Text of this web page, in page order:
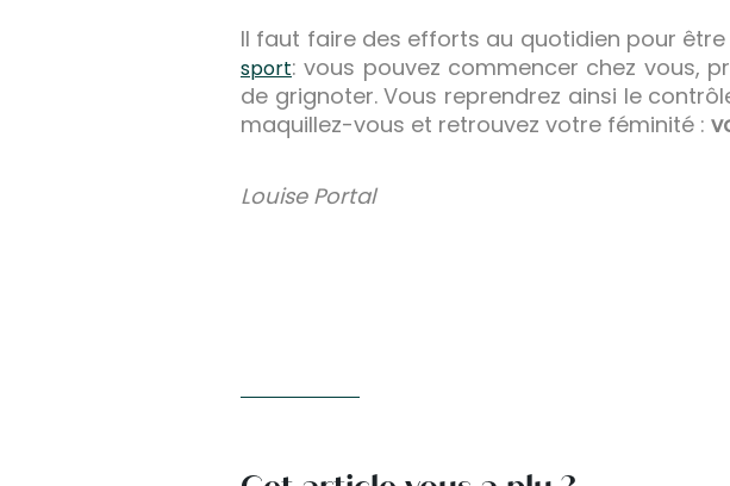
Il faut faire des efforts au quotidien pour
sport: vous pouvez commencer chez vous,
de grignoter. Vous reprendrez ainsi le
maquillez-vous et retrouvez votre féminité :
Louise Portal